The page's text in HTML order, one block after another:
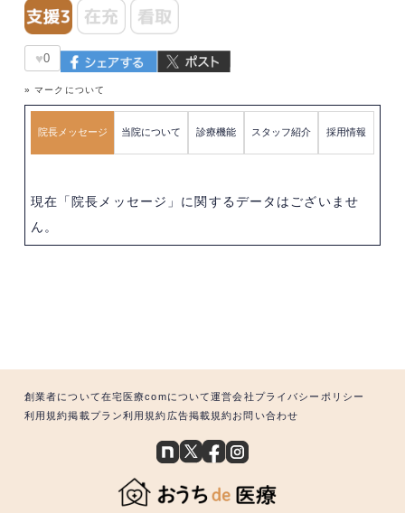
♥0
» マークについて
院長メッセージ 当院について 診療機能 スタッフ紹介 採用情報
現在「院長メッセージ」に関するデータはございませ
ん。
創業者について在宅医療comについて運営会社 プライバシーポリシー
利用規約掲載プラン利用規約 広告掲載規約お問い合わせ